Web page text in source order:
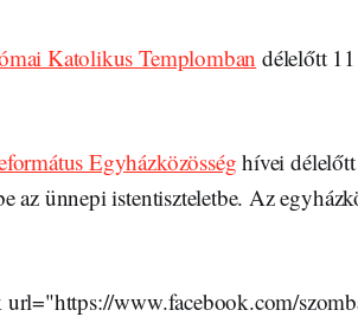
Katolikus Templomban délelőtt
Egyházközösség hívei
az ünnepi istentiszteletbe. Az
url="https://www.facebook.com/